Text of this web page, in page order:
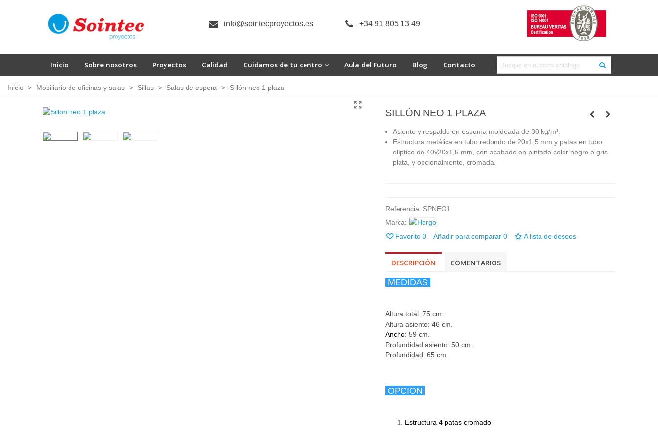
info@sointecproyectos.es +34 91 805 13 49
Inicio Sobre nosotros Proyectos Calidad Cuidamos de tu centro Aula del Futuro Blog Contacto
Inicio > Mobiliario de oficinas y salas > Sillas > Salas de espera > Sillón neo 1 plaza
SILLÓN NEO 1 PLAZA
Asiento y respaldo en espuma moldeada de 30 kg/m³.
Estructura metálica en tubo redondo de 20x1,5 mm y patas en tubo
elíptico de 40x20x1,5 mm, con acabado en pintado color negro o gris
plata, y opcionalmente, cromada.
Referencia: SPNEO1
Marca:
Favorito 0 Añadir para comparar 0 A lista de deseos
DESCRIPCIÓN COMENTARIOS
MEDIDAS
Altura total: 75 cm.
Altura asiento: 46 cm.
Ancho: 59 cm.
Profundidad asiento: 50 cm.
Profundidad: 65 cm.
OPCION
Estructura 4 patas cromado